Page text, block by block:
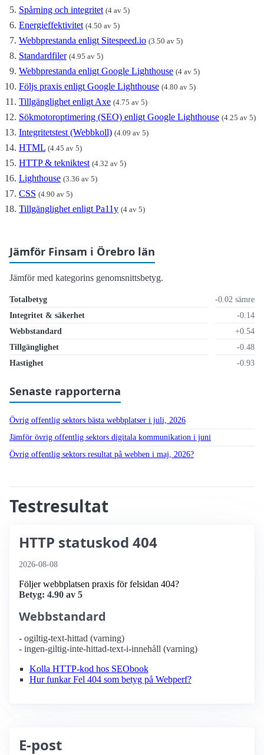
Spårning och integritet (4 av 5)
Energieffektivitet (4.50 av 5)
Webbprestanda enligt Sitespeed.io (3.50 av 5)
Standardfiler (4.95 av 5)
Webbprestanda enligt Google Lighthouse (4 av 5)
Följs praxis enligt Google Lighthouse (4.80 av 5)
Tillgänglighet enligt Axe (4.75 av 5)
Sökmotoroptimering (SEO) enligt Google Lighthouse (4.25 av 5)
Integritetstest (Webbkoll) (4.09 av 5)
HTML (4.45 av 5)
HTTP & tekniktest (4.32 av 5)
Lighthouse (3.36 av 5)
CSS (4.90 av 5)
Tillgänglighet enligt Pa11y (4 av 5)
Jämför Finsam i Örebro län
Jämför med kategorins genomsnittsbetyg.
Totalbetyg
-0.02 sämre
Integritet & säkerhet
-0.14
Webbstandard
+0.54
Tillgänglighet
-0.48
Hastighet
-0.93
Senaste rapporterna
Övrig offentlig sektors bästa webbplatser i juli, 2026
Jämför övrig offentlig sektors digitala kommunikation i juni
Övrig offentlig sektors resultat på webben i maj, 2026?
Testresultat
HTTP statuskod 404
2026-08-08
Följer webbplatsen praxis för felsidan 404?
Betyg: 4.90 av 5
Webbstandard
- ogiltig-text-hittad (varning)
- ingen-giltig-inte-hittad-text-i-innehåll (varning)
Kolla HTTP-kod hos SEObook
Hur funkar Fel 404 som betyg på Webperf?
E-post